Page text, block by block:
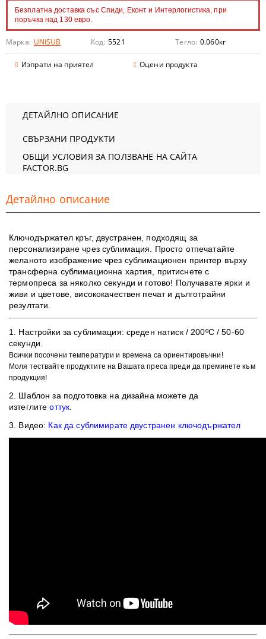
Безплатна доставка със Спиди, Еконт и Интерлогистика, при
поръчка над 130 евро.
Марка: UNISUB Код: 5521 Тегло: 0.060кг
Изпрати на приятел Оцени продукта
ДЕТАЙЛНО ОПИСАНИЕ
СВЪРЗАНИ ПРОДУКТИ
ОБЩИ УСЛОВИЯ ЗА ПОЛЗВАНЕ НА САЙТА
FACTOR.BG
Детайлно описание
Ключодържател кръг, двустранен, подходящ за
персонализиране чрез сублимация. Просто отпечатайте
желаното изображение чрез сублимационен принтер върху
трансферна сублимационна хартия, притиснете с
термопреса за няколко секунди и готово! Получавате ярки и
живи и цветове, висококачествен печат и дълготрайни
резултати.
1. ​Настройки за сублимация: среден натиск / 200ºC / 50-60
секунди.
Всички посочени температури и времена са ориентировъчни!
Моля тествайте продуктите на Вашата преса преди да преминете към
продукция!
2. Шаблон за подготовка на дизайна можете да
изтеглите оттук
3. Видео: Как да сублимирате двустранен ключодържател